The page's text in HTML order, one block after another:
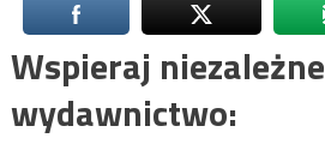
Wspieraj niezależne
wydawnictwo: